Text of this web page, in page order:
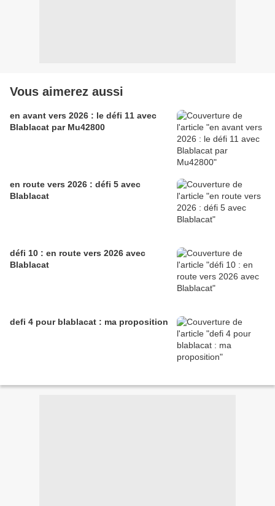
Vous aimerez aussi
en avant vers 2026 : le défi 11 avec
Blablacat par Mu42800
en route vers 2026 : défi 5 avec
Blablacat
défi 10 : en route vers 2026 avec
Blablacat
defi 4 pour blablacat : ma proposition